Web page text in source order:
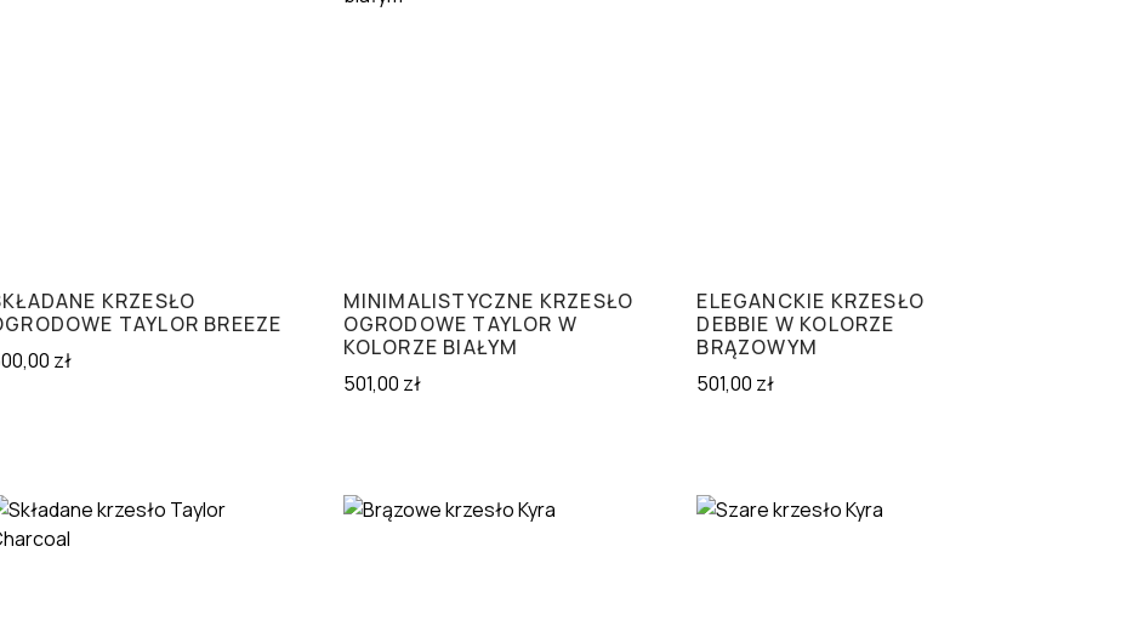
KRZESŁO
TAYLOR BREEZE
zł
MINIMALISTYCZNE KRZESŁO
OGRODOWE TAYLOR W
KOLORZE BIAŁYM
501,00 zł
ELEGANCKIE KRZESŁO
DEBBIE W KOLORZE
BRĄZOWYM
501,00 zł